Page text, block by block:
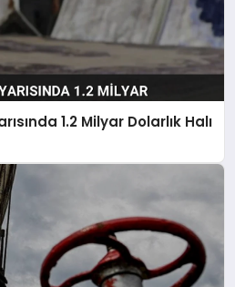
1.2 Milyar Dolarlık Halı